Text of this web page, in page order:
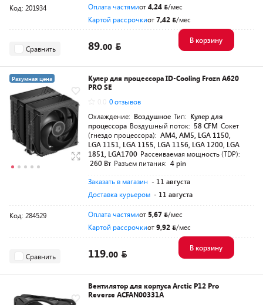
Код: 201934 Оплата частямиот4,24
/мес
Картой рассрочкиот7,42 /мес
Сравнить 89.00
В корзину
Разумная цена
Кулер для процессора ID-Cooling Frozn A620
PRO SE
0 отзывов
Охлаждение: Воздушное Тип: Кулер для
процессора Воздушный поток: 58 CFM Сокет
(гнездо процессора): AM4, AM5, LGA 1150,
LGA 1151, LGA 1155, LGA 1156, LGA 1200, LGA
1851, LGA1700 Рассеиваемая мощность (TDP):
260 Вт Разъем питания: 4 pin
Заказать в магазин - 11 августа
Доставка курьером - 11 августа
Код: 284529 Оплата частямиот 5,67
/мес
Картой рассрочкиот9,92 /мес
Сравнить 119.00
В корзину
Вентилятор для корпуса Arctic P12 Pro
Reverse ACFAN00331A